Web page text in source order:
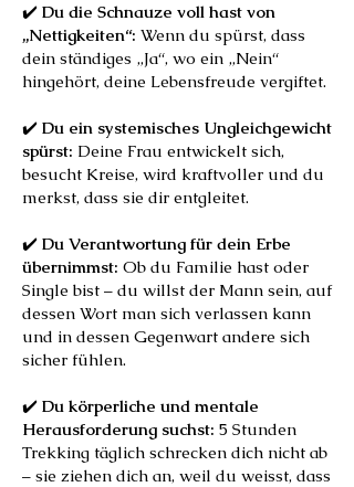
✔️ Du die Schnauze voll hast von
„Nettigkeiten“: Wenn du spürst, dass
dein ständiges „Ja“, wo ein „Nein“
hingehört, deine Lebensfreude vergiftet.
✔️ Du ein systemisches Ungleichgewicht
spürst: Deine Frau entwickelt sich,
besucht Kreise, wird kraftvoller und du
merkst, dass sie dir entgleitet.
✔️ Du Verantwortung für dein Erbe
übernimmst: Ob du Familie hast oder
Single bist – du willst der Mann sein, auf
dessen Wort man sich verlassen kann
und in dessen Gegenwart andere sich
sicher fühlen.
✔️ Du körperliche und mentale
Herausforderung suchst: 5 Stunden
Trekking täglich schrecken dich nicht ab
– sie ziehen dich an, weil du weisst, dass